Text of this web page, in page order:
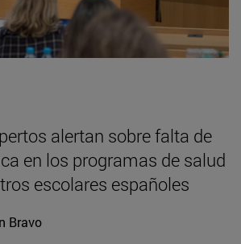
alertan sobre falta de
en los programas de salud
escolares españoles
Bravo